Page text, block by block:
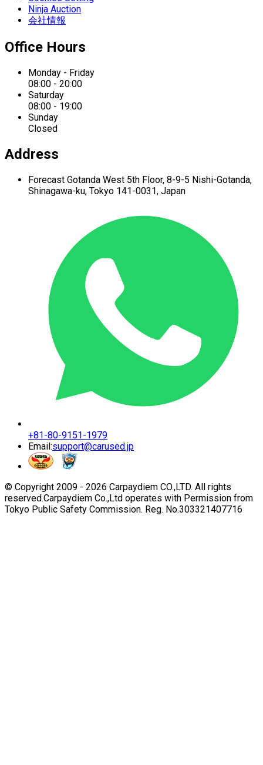
Ninja Auction
会社情報
Office Hours
Monday - Friday
08:00 - 20:00
Saturday
08:00 - 19:00
Sunday
Closed
Address
Forecast Gotanda West 5th Floor, 8-9-5 Nishi-Gotanda,
Shinagawa-ku, Tokyo 141-0031, Japan
+81-80-9151-1979
Email:support@carused.jp
© Copyright 2009 - 2026 Carpaydiem CO.,LTD. All rights
reserved.Carpaydiem Co.,Ltd operates with Permission from
Tokyo Public Safety Commission. Reg. No.303321407716